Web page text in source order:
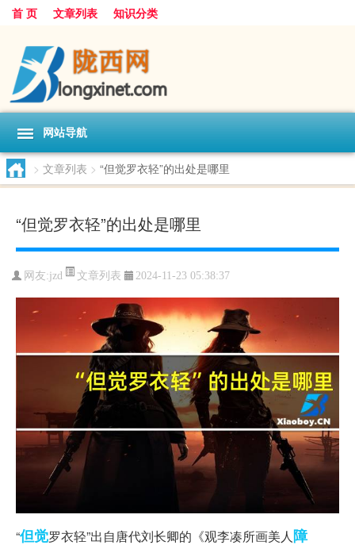
首 页 文章列表 知识分类
网站导航
> 文章列表 > “但觉罗衣轻”的出处是哪里
“但觉罗衣轻”的出处是哪里
网友:jzd 文章列表 2024-11-23 05:38:37
“但觉罗衣轻”出自唐代刘长卿的《观李凑所画美人障